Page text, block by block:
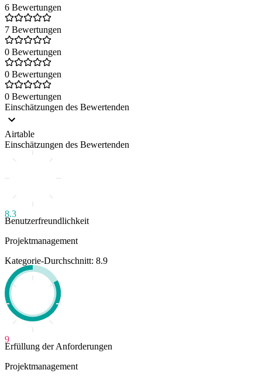
6 Bewertungen
7 Bewertungen
0 Bewertungen
0 Bewertungen
0 Bewertungen
Einschätzungen des Bewertenden
Airtable
Einschätzungen des Bewertenden
8.3
Benutzerfreundlichkeit
Projektmanagement
Kategorie-Durchschnitt: 8.9
9
Erfüllung der Anforderungen
Projektmanagement